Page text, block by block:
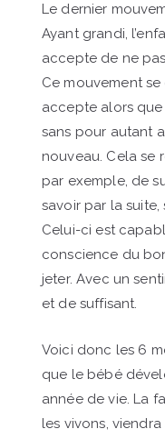
Le dernier
Ayant grandi,
accepte de ne
Ce mouvement
accepte alors que
sans pour autant
nouveau. Cela se
par exemple, de
savoir par la
Celui-ci est
conscience du
jeter. Avec un
et de suffisant.
Voici donc les 6
que le bébé
année de vie. La
les vivons,